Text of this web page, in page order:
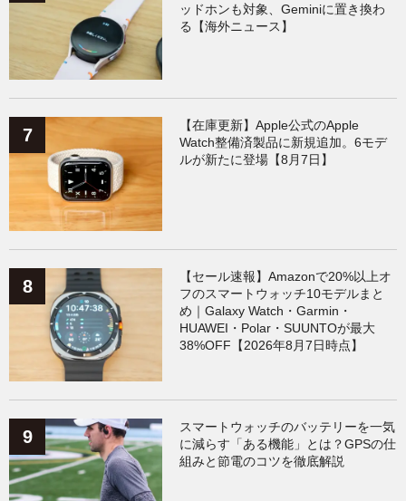
ッドホンも対象、Geminiに置き換わ
る【海外ニュース】
【在庫更新】Apple公式のApple
Watch整備済製品に新規追加。6モデ
ルが新たに登場【8月7日】
【セール速報】Amazonで20%以上オ
フのスマートウォッチ10モデルまと
め｜Galaxy Watch・Garmin・
HUAWEI・Polar・SUUNTOが最大
38%OFF【2026年8月7日時点】
スマートウォッチのバッテリーを一気
に減らす「ある機能」とは？GPSの仕
組みと節電のコツを徹底解説